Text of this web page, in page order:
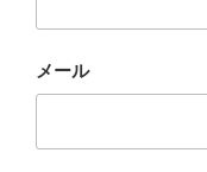
メール